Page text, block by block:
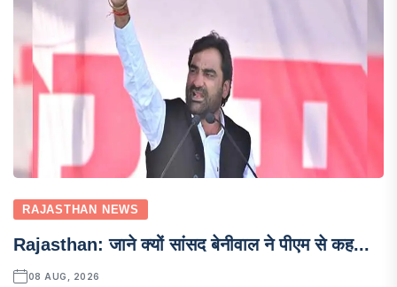
RAJASTHAN NEWS
Rajasthan: जाने क्यों सांसद बेनीवाल ने पीएम से कह...
08 AUG, 2026